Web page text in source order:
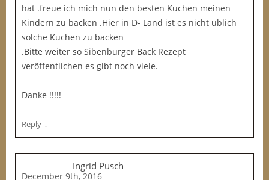
hat .freue ich mich nun den besten Kuchen meinen
Kindern zu backen .Hier in D- Land ist es nicht üblich
solche Kuchen zu backen
.Bitte weiter so Sibenbürger Back Rezept
veröffentlichen es gibt noch viele.
Danke !!!!!
Reply ↓
Ingrid Pusch
December 9th, 2016